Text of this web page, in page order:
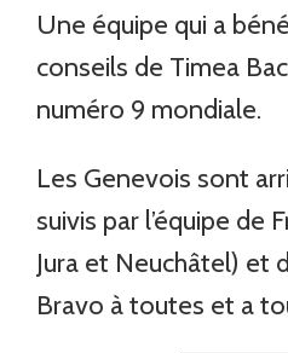
Une équipe qui a
conseils de Timea
numéro 9 mondiale.
Les Genevois sont
suivis par l’équipe de
Jura et Neuchâtel) et
Bravo à toutes et a